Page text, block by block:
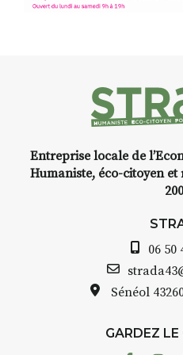
avez
Auzon…
pas
Entreprise locale de
Humaniste, éco-citoyen
06 50
Sénéol
GARDEZ